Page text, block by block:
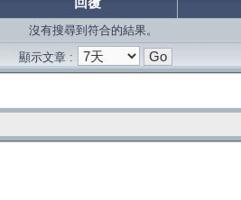
沒有搜尋到符合的結果。
顯示文章 :